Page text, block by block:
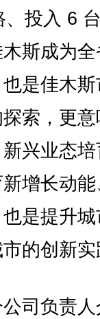
投入 6
斯成为
是佳木
索，更
兴业态
增长动
是提升
的创新
司负责人